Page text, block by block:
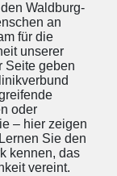
Waldburg-
an
für die
unserer
Seite geben
oder
– hier zeigen
Sie den
kennen, das
vereint.